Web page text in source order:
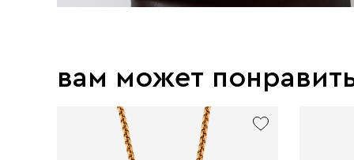
вам может